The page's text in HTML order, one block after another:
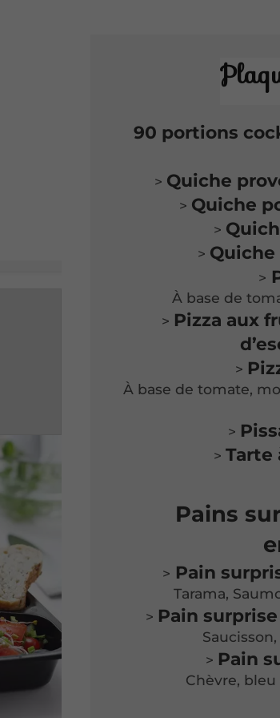
90 portions
> Quiche
> Quiche
>
> Quiche
>
À base de
> Pizza aux
>
À base de tomate,
>
> Tarte
Pains
> Pain
Tarama,
> Pain
> Pain
Chèvre,